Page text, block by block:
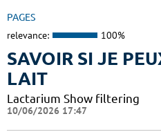
PAGES
relevance: 100%
SAVOIR SI JE
LAIT
Lactarium Show filtering
10/06/2026 17:47